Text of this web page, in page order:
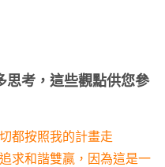
思考，這些觀點供您參
都按照我的計畫走
求和諧雙贏，因為這是一